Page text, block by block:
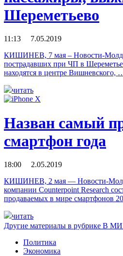
Шереметьево
11:13 7.05.2019
КИШИНЕВ, 7 мая – Новости-
пострадавших при ЧП в
находятся в центре Вишневского,
читать
Назван самый
смартфон года
18:00 2.05.2019
КИШИНЕВ, 2 мая — Новости-
компании Counterpoint Research
продаваемых в мире смартфонов
читать
Другие материалы в рубрике В
Политика
Экономика